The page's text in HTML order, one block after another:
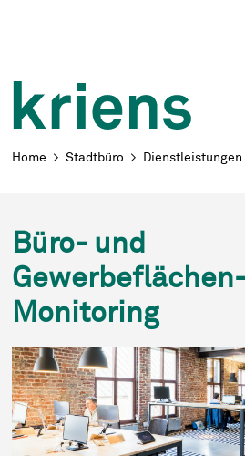
Navigieren
Breadcrumb
Home Stadtbüro Dienstleistungen
Büro- und
Gewerbeflächen-
Monitoring